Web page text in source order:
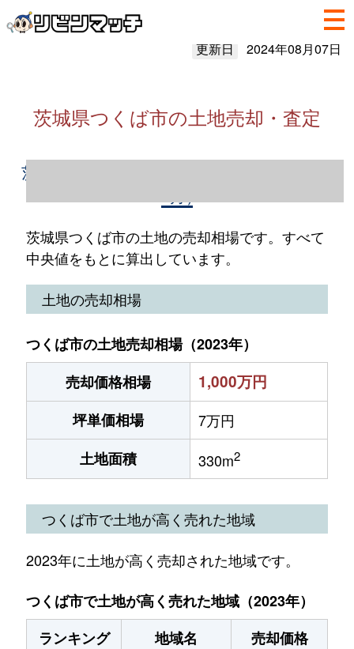
更新日 2024年08月07日
茨城県つくば市の土地売却・査定
茨城県つくば市の土地売却情報（2023年1～
茨城県つくば市の土地の売却相場です。すべて
中央値をもとに算出しています。
土地の売却相場
つくば市の土地売却相場（2023年）
売却価格相場
1,000万円
坪単価相場
7万円
土地面積
330m2
つくば市で土地が高く売れた地域
2023年に土地が高く売却された地域です。
つくば市で土地が高く売れた地域（2023年）
ランキング
地域名
売却価格